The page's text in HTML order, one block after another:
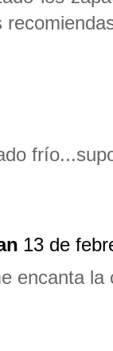
13 de
encanta la